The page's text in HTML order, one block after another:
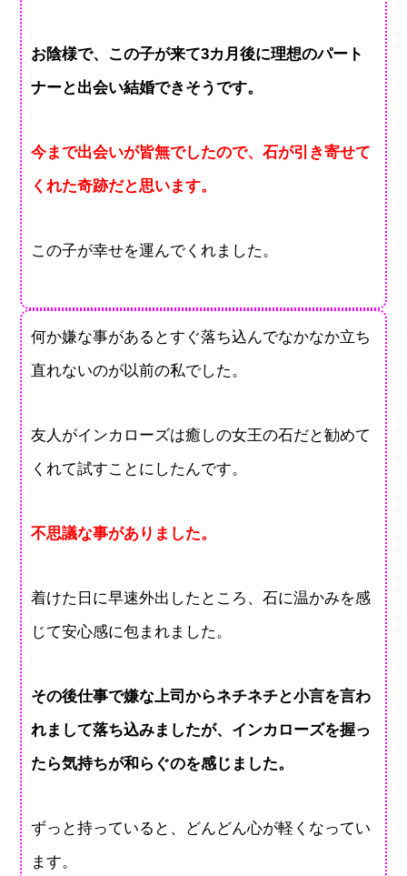
お陰様で、この子が来て3カ月後に理想のパート
ナーと出会い結婚できそうです。
今まで出会いが皆無でしたので、石が引き寄せて
くれた奇跡だと思います。
この子が幸せを運んでくれました。
何か嫌な事があるとすぐ落ち込んでなかなか立ち
直れないのが以前の私でした。
友人がインカローズは癒しの女王の石だと勧めて
くれて試すことにしたんです。
不思議な事がありました。
着けた日に早速外出したところ、石に温かみを感
じて安心感に包まれました。
その後仕事で嫌な上司からネチネチと小言を言わ
れまして落ち込みましたが、インカローズを握っ
たら気持ちが和らぐのを感じました。
ずっと持っていると、どんどん心が軽くなってい
ます。